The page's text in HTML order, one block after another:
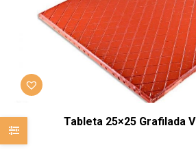
Tableta 25×25 Grafilada